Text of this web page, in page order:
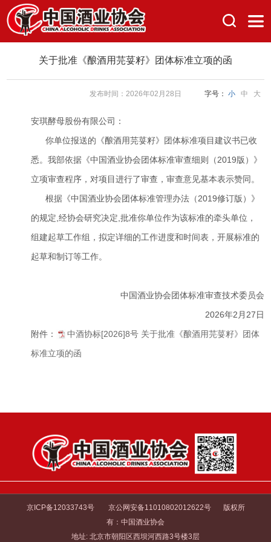
关于批准《酿酒用芫荽籽》团体标准立项的函
发布时间：2026年02月28日 字号： 小 中 大
安琪酵母股份有限公司：
你单位报送的《酿酒用芫荽籽》团体标准项目建议书已收
悉。我部依据《中国酒业协会团体标准审查细则（2019版）》
立项审查程序，对项目进行了审查，审查意见基本表示赞同。
根据《中国酒业协会团体标准管理办法（2019修订版）》
的规定,经协会研究决定,批准你单位作为该标准的牵头单位，
组建起草工作组，拟定详细的工作进度和时间表，开展标准的
起草和制订等工作。
中国酒业协会团体标准审查技术委员会
2026年2月27日
附件：
中酒协标[2026]8号 关于批准《酿酒用芫荽籽》团体
标准立项的函
京ICP备12033743号 京公网安备11010802012622号
版权所
有：中国酒业协会
地址: 北京市朝阳区西坝河西路3号楼3层